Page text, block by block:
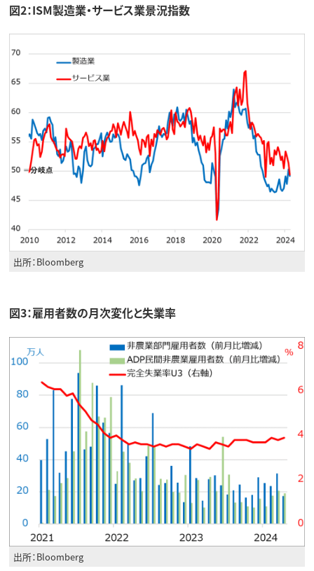
図2：ISM製造業・サービス業景況指数
出所：Bloomberg
図3：雇用者数の月次変化と失業率
出所：Bloomberg